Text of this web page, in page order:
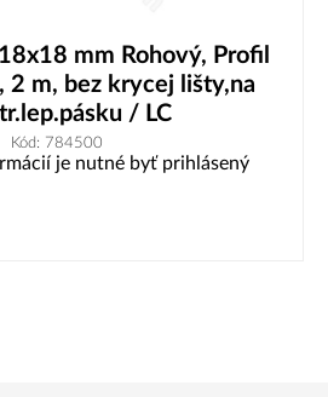
mm Rohový, Profil
2 m, bez krycej lišty,na
/ LC
Kód: 784500
je nutné byť prihlásený